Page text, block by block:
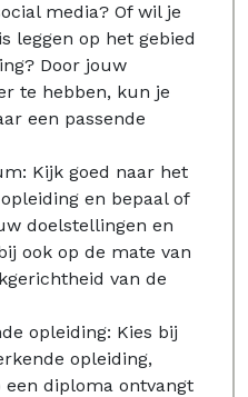
media? Of wil je
leggen op het gebied
Door jouw
te hebben, kun je
een passende
Kijk goed naar het
en bepaal of
doelstellingen en
ook op de mate van
van de
opleiding: Kies bij
opleiding,
diploma ontvangt